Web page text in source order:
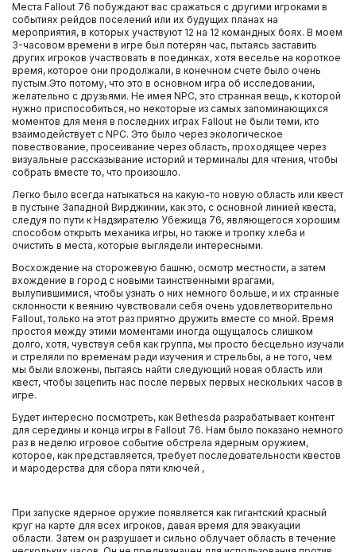
Места Fallout 76 побуждают вас сражаться с другими игроками в
событиях рейдов поселений или их будущих планах на
мероприятия, в которых участвуют 12 на 12 командных боях. В моем
3-часовом времени в игре был потерян час, пытаясь заставить
других игроков участвовать в поединках, хотя веселье на короткое
время, которое они продолжали, в конечном счете было очень
пустым.Это потому, что это в основном игра об исследовании,
желательно с друзьями. Не имея NPC, это странная вещь, к которой
нужно приспособиться, но некоторые из самых запоминающихся
моментов для меня в последних играх Fallout не были теми, кто
взаимодействует с NPC. Это было через экологическое
повествование, просеивание через область, проходящее через
визуальные рассказывание историй и терминалы для чтения, чтобы
собрать вместе то, что произошло.
Легко было всегда натыкаться на какую-то новую область или квест
в пустыне Западной Вирджинии, как это, с основной линией квеста,
следуя по пути к Надзирателю Убежища 76, являющегося хорошим
способом открыть механика игры, но также и тропку хлеба и
очистить в места, которые выглядели интересными.
Восхождение на сторожевую башню, осмотр местности, а затем
вхождение в город с новыми таинственными врагами,
вылупившимися, чтобы узнать о них немного больше, и их странные
склонности к веянию чувствовали себя очень удовлетворительно
Fallout, только на этот раз приятно дружить вместе со мной. Время
простоя между этими моментами иногда ощущалось слишком
долго, хотя, чувствуя себя как группа, мы просто бесцельно изучали
и стреляли по временам ради изучения и стрельбы, а не того, чем
мы были вложены, пытаясь найти следующий новая область или
квест, чтобы зацепить нас после первых первых нескольких часов в
игре.
Будет интересно посмотреть, как Bethesda разрабатывает контент
для середины и конца игры в Fallout 76. Нам было показано немного
раз в неделю игровое событие обстрела ядерным оружием,
которое, как представляется, требует последовательности квестов
и мародерства для сбора пяти ключей ,
При запуске ядерное оружие появляется как гигантский красный
круг на карте для всех игроков, давая время для эвакуации
области. Затем он разрушает и сильно облучает область в течение